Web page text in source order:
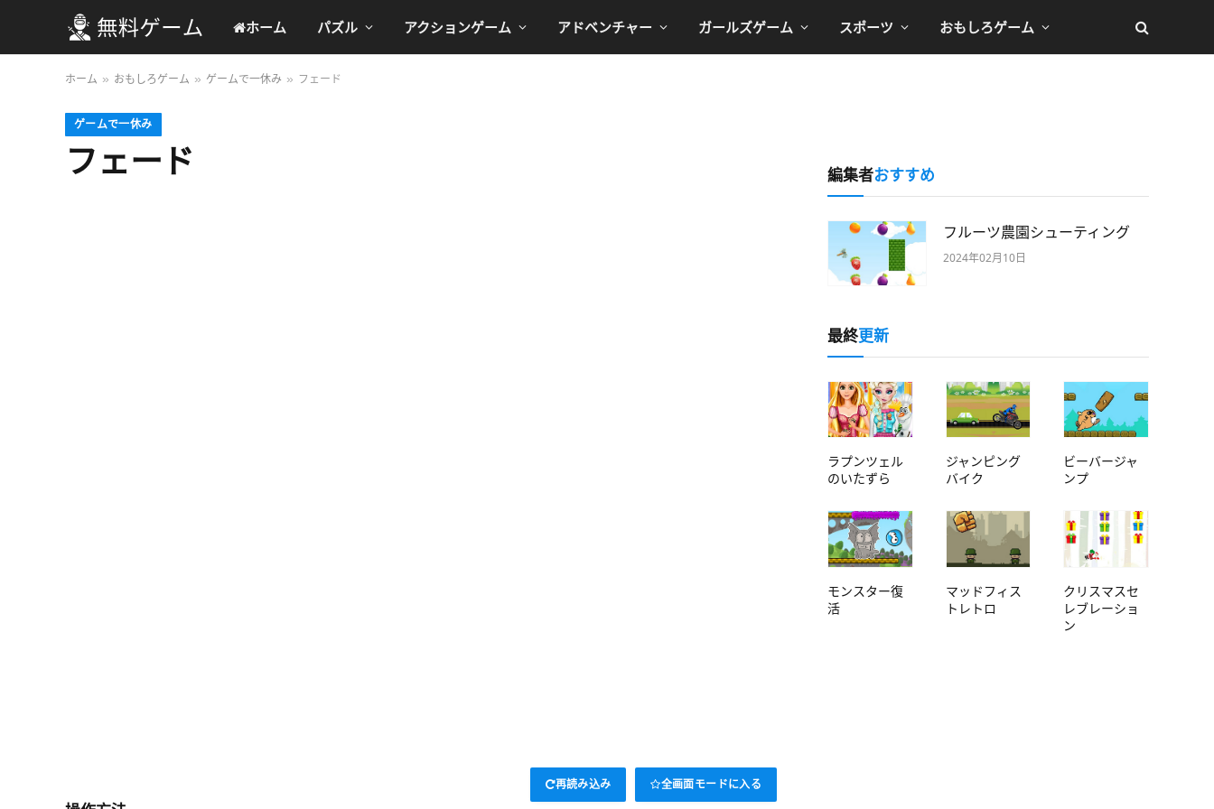
ホーム パズル アクションゲーム アドベンチャー ガールズゲーム スポーツ おもしろゲーム
ホーム » おもしろゲーム » ゲームで一休み » フェード
ゲームで一休み
フェード
再読み込み 全画面モードに入る
編集者おすすめ
フルーツ農園シューティング
2024年02月10日
最終更新
ラプンツェル
のいたずら
ジャンピング
バイク
ビーバージャ
ンプ
モンスター復
活
マッドフィス
トレトロ
クリスマスセ
レブレーショ
ン